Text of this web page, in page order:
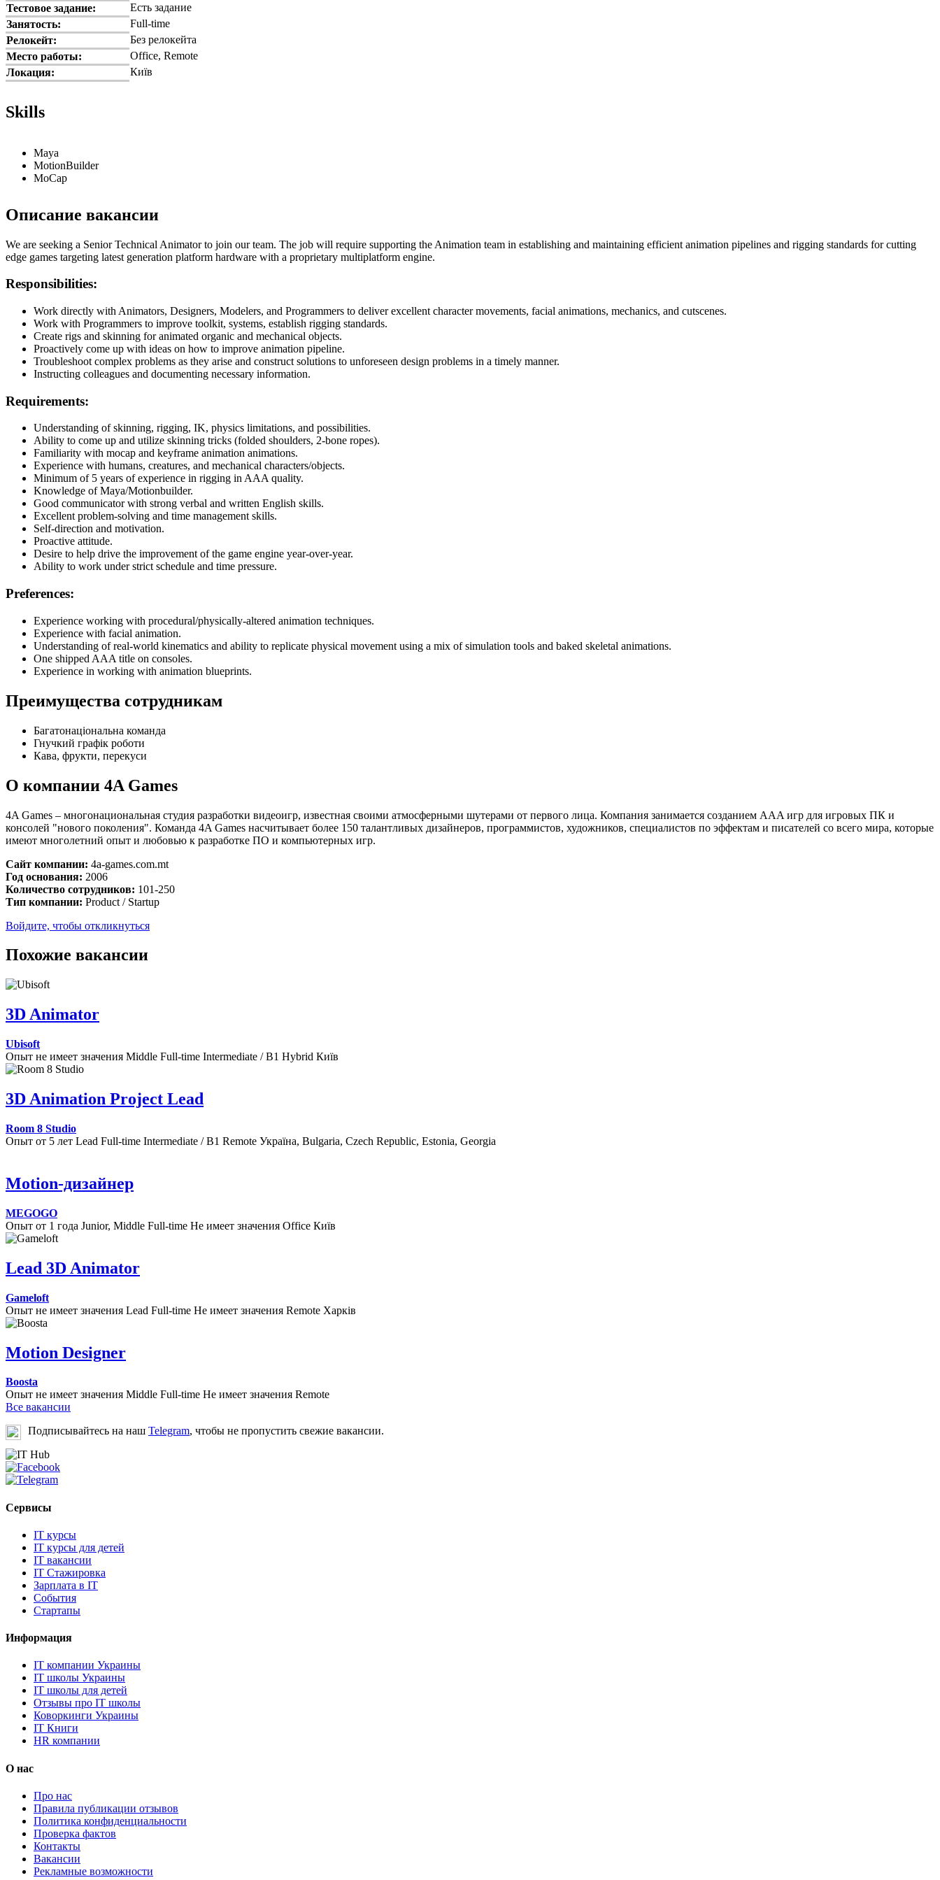
Тестовое задание:
Есть задание
Занятость:
Full-time
Релокейт:
Без релокейта
Место работы:
Office, Remote
Локация:
Київ
Skills
Maya
MotionBuilder
MoCap
Описание вакансии
We are seeking a Senior Technical Animator to join our team. The job will require supporting the Animation team in establishing and maintaining efficient animation pipelines and rigging standards for cutting
edge games targeting latest generation platform hardware with a proprietary multiplatform engine.
Responsibilities:
Work directly with Animators, Designers, Modelers, and Programmers to deliver excellent character movements, facial animations, mechanics, and cutscenes.
Work with Programmers to improve toolkit, systems, establish rigging standards.
Create rigs and skinning for animated organic and mechanical objects.
Proactively come up with ideas on how to improve animation pipeline.
Troubleshoot complex problems as they arise and construct solutions to unforeseen design problems in a timely manner.
Instructing colleagues and documenting necessary information.
Requirements:
Understanding of skinning, rigging, IK, physics limitations, and possibilities.
Ability to come up and utilize skinning tricks (folded shoulders, 2-bone ropes).
Familiarity with mocap and keyframe animation animations.
Experience with humans, creatures, and mechanical characters/objects.
Minimum of 5 years of experience in rigging in AAA quality.
Knowledge of Maya/Motionbuilder.
Good communicator with strong verbal and written English skills.
Excellent problem-solving and time management skills.
Self-direction and motivation.
Proactive attitude.
Desire to help drive the improvement of the game engine year-over-year.
Ability to work under strict schedule and time pressure.
Preferences:
Experience working with procedural/physically-altered animation techniques.
Experience with facial animation.
Understanding of real-world kinematics and ability to replicate physical movement using a mix of simulation tools and baked skeletal animations.
One shipped AAA title on consoles.
Experience in working with animation blueprints.
Преимущества сотрудникам
Багатонаціональна команда
Гнучкий графік роботи
Кава, фрукти, перекуси
О компании 4A Games
4A Games – многонациональная студия разработки видеоигр, известная своими атмосферными шутерами от первого лица. Компания занимается созданием AAA игр для игровых ПК и
консолей "нового поколения". Команда 4A Games насчитывает более 150 талантливых дизайнеров, программистов, художников, специалистов по эффектам и писателей со всего мира, которые
имеют многолетний опыт и любовью к разработке ПО и компьютерных игр.
Сайт компании: 4a-games.com.mt
Год основания: 2006
Количество сотрудников: 101-250
Тип компании: Product / Startup
Войдите, чтобы откликнуться
Похожие вакансии
3D Animator
Ubisoft
Опыт не имеет значения Middle Full-time Intermediate / B1 Hybrid Київ
3D Animation Project Lead
Room 8 Studio
Опыт от 5 лет Lead Full-time Intermediate / B1 Remote Україна, Bulgaria, Czech Republic, Estonia, Georgia
Motion-дизайнер
MEGOGO
Опыт от 1 года Junior, Middle Full-time Не имеет значения Office Київ
Lead 3D Animator
Gameloft
Опыт не имеет значения Lead Full-time Не имеет значения Remote Харків
Motion Designer
Boosta
Опыт не имеет значения Middle Full-time Не имеет значения Remote
Все вакансии
Подписывайтесь на наш Telegram, чтобы не пропустить свежие вакансии.
Сервисы
IT курсы
IT курсы для детей
IT вакансии
IT Стажировка
Зарплата в IT
События
Стартапы
Информация
IT компании Украины
IT школы Украины
IT школы для детей
Отзывы про IT школы
Коворкинги Украины
IT Книги
HR компании
О нас
Про нас
Правила публикации отзывов
Политика конфиденциальности
Проверка фактов
Контакты
Вакансии
Рекламные возможности